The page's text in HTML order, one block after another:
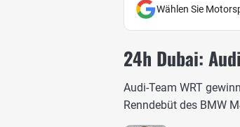
Wählen Sie
24h Dubai:
Audi-Team WRT
Renndebüt des BMW